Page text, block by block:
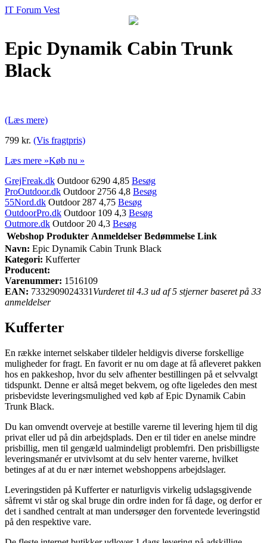
IT Forum Vest
Epic Dynamik Cabin Trunk
Black
(Læs mere)
799 kr. (Vis fragtpris)
Læs mere »Køb nu »
GrejFreak.dk Outdoor 6290 4,85 Besøg
ProOutdoor.dk Outdoor 2756 4,8 Besøg
55Nord.dk Outdoor 287 4,75 Besøg
OutdoorPro.dk Outdoor 109 4,3 Besøg
Outmore.dk Outdoor 20 4,3 Besøg
Webshop Produkter Anmeldelser Bedømmelse Link
Navn: Epic Dynamik Cabin Trunk Black
Kategori: Kufferter
Producent:
Varenummer: 1516109
EAN: 7332909024331 Vurderet til 4.3 ud af 5 stjerner baseret på 33
anmeldelser
Kufferter
En række internet selskaber tildeler heldigvis diverse forskellige
muligheder for fragt. En favorit er nu om dage at få afleveret pakken
hos en pakkeshop, hvor du selv afhenter bestillingen på et selvvalgt
tidspunkt. Denne er altså meget bekvem, og ofte ligeledes den mest
prisbevidste leveringsmulighed ved køb af Epic Dynamik Cabin
Trunk Black.
Du kan omvendt overveje at bestille varerne til levering hjem til dig
privat eller ud på din arbejdsplads. Den er til tider en anelse mindre
prisbillig, men til gengæld ualmindeligt problemfri. Den prisbilligste
leveringsmanér er utvivlsomt at du selv henter varerne, hvilket
betinges af at du er nær internet webshoppens arbejdslager.
Leveringstiden på Kufferter er naturligvis virkelig udslagsgivende
såfremt vi står og skal bruge din ordre inden for få dage, og derfor er
det i sandhed centralt at man undersøger den forventede leveringstid
på den respektive vare.